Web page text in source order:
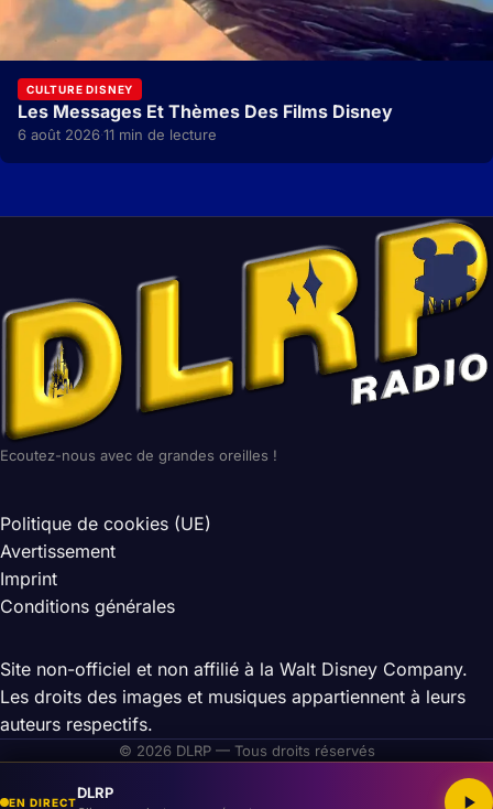
CULTURE DISNEY
Les Messages Et Thèmes Des Films Disney
6 août 2026·11 min de lecture
Ecoutez-nous avec de grandes oreilles !
Politique de cookies (UE)
Avertissement
Imprint
Conditions générales
Site non-officiel et non affilié à la Walt Disney Company.
Les droits des images et musiques appartiennent à leurs
auteurs respectifs.
© 2026 DLRP — Tous droits réservés
EN DIRECT
DLRP